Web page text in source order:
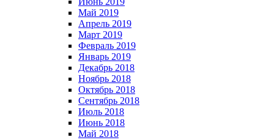
Май 2019
Апрель 2019
Март 2019
Февраль 2019
Январь 2019
Декабрь 2018
Ноябрь 2018
Октябрь 2018
Сентябрь 2018
Июль 2018
Июнь 2018
Май 2018